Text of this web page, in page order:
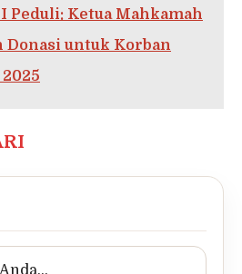
Peduli: Ketua Mahkamah
Donasi untuk Korban